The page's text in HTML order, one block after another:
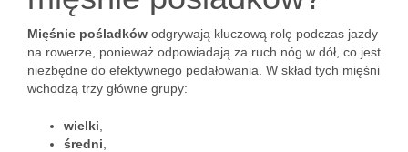
Mięśnie pośladków odgrywają kluczową rolę podczas jazdy
na rowerze, ponieważ odpowiadają za ruch nóg w dół, co jest
niezbędne do efektywnego pedałowania. W skład tych mięśni
wchodzą trzy główne grupy:
wielki
średni